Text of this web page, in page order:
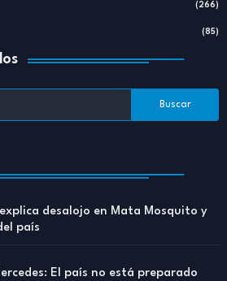
(266)
(85)
desalojo en Mata Mosquito y
país
El país no está preparado